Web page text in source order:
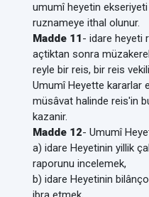
umumî heyetin
ruznameye ithal olunur.
Madde 11- idare heyeti
açtiktan sonra
reyle bir reis, bir reis
Umumî Heyette kararlar
müsâvat halinde reis'in
kazanir.
Madde 12- Umumî
a) idare Heyetinin yillik
raporunu incelemek,
b) idare Heyetinin